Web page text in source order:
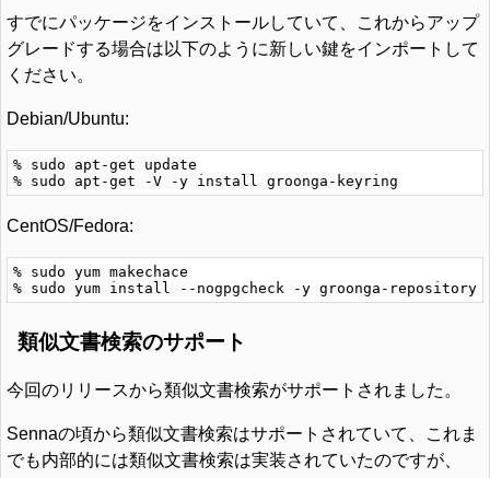
すでにパッケージをインストールしていて、これからアップ
グレードする場合は以下のように新しい鍵をインポートして
ください。
Debian/Ubuntu:
% sudo apt-get update
CentOS/Fedora:
% sudo yum makechace
類似文書検索のサポート
今回のリリースから類似文書検索がサポートされました。
Sennaの頃から類似文書検索はサポートされていて、これま
でも内部的には類似文書検索は実装されていたのですが、